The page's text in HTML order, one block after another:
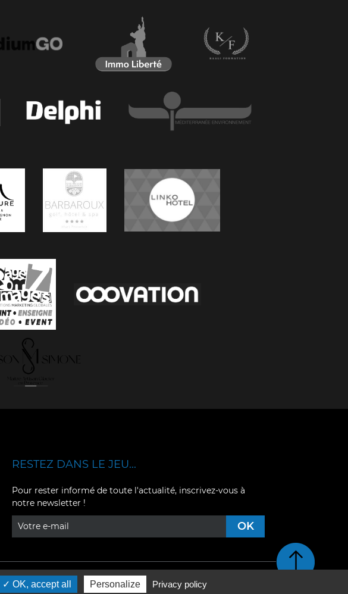
RESTEZ DANS LE JEU...
Pour rester informé de toute l'actualité, inscrivez-vous à
notre newsletter !
Retour en haut de page
OK, accept all Personalize Privacy policy